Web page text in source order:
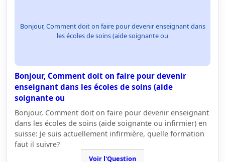
Bonjour, Comment doit on faire pour devenir enseignant dans
les écoles de soins (aide soignante ou
Bonjour, Comment doit on faire pour devenir
enseignant dans les écoles de soins (aide
soignante ou
Bonjour, Comment doit on faire pour devenir enseignant
dans les écoles de soins (aide soignante ou infirmier) en
suisse: Je suis actuellement infirmière, quelle formation
faut il suivre?
Voir l'Question